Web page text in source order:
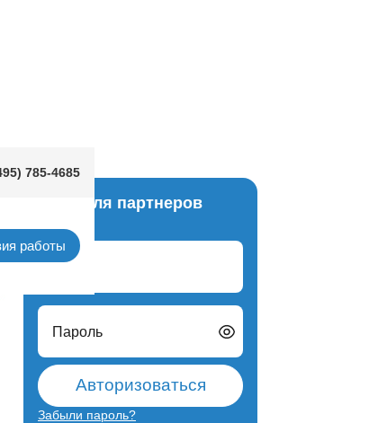
785-4685
работы
Вход для партнеров
Логин
Пароль
Авторизоваться
Забыли пароль?